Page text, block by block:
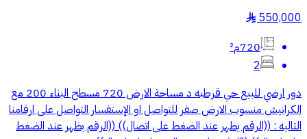
550,000
§
720م²
2
دور ارضي للبيع حي قرطبه د مساحة الارض 720 مسطح البناء 200 مع
الكرانيش منسوب الارض صفر للتواصل او الإستفسار التواصل على ارقامنا
التاليه : ((الرقم يظهر عند الضغط على اتصال)) ((الرقم يظهر عند الضغط